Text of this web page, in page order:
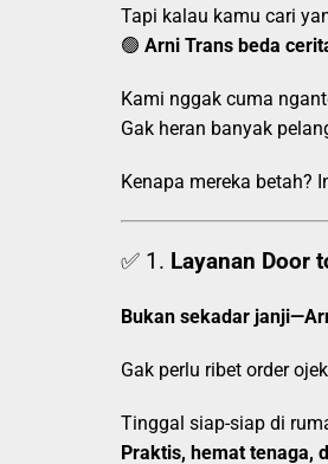
Tapi kalau kamu cari
🟢 Arni Trans beda
Kami nggak cuma
Gak heran banyak
Kenapa mereka betah?
✅ 1. Layanan Door
Bukan sekadar
Gak perlu ribet order
Tinggal siap-siap di
Praktis, hemat tenaga,